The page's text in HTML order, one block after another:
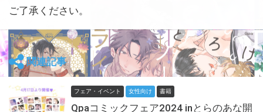
ご了承ください。
関連記事
フェア・イベント 女性向け 書籍
Qpaコミックフェア2024 inとらのあな開